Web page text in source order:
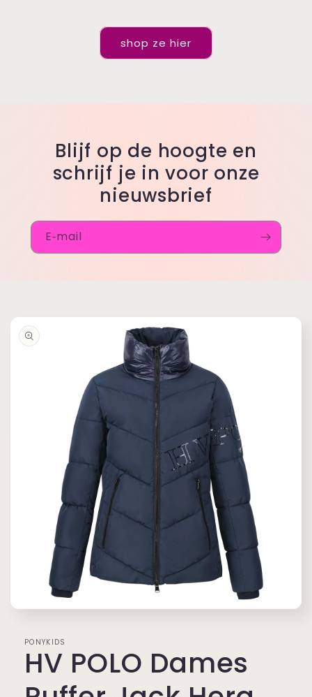
shop ze hier
Blijf op de hoogte en
schrijf je in voor onze
nieuwsbrief
E‑mail
modaal
PONYKIDS
HV POLO Dames